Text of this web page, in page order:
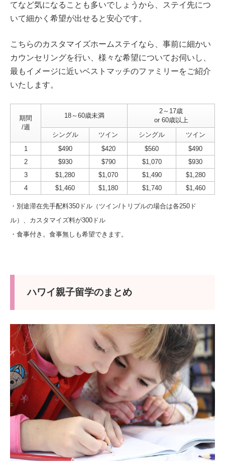
てなど気になることも多いでしょうから、ステイ先につ
いて細かく希望が出せると安心です。
こちらのカスタマイズホームステイなら、事前に細かい
カウンセリングを行い、様々な希望についてお伺いし、
最もイメージに近いベストマッチのファミリーをご紹介
いたします。
期間
/週
18～60歳未満
2～17歳
or 60歳以上
シングル
ツイン シングル
ツイン
1
$490 $420 $560
$490
2
$930 $790 $1,070
$930
3
$1,280 $1,070 $1,490
$1,280
4
$1,460 $1,180 $1,740 $1,460
・別途滞在先手配料350ドル（ツイン/トリプルの場合は各250ド
ル）、カスタマイズ料が300ドル
・食事付き。食事無しも希望できます。
ハワイ親子留学のまとめ